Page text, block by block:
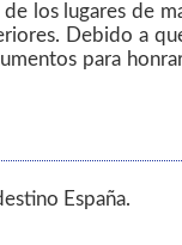
los lugares de
Debido a
para
España.